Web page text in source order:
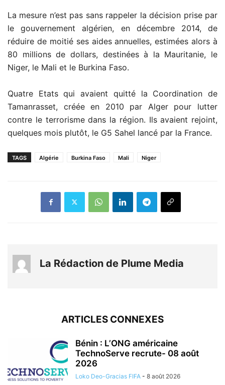
La mesure n’est pas sans rappeler la décision prise par
le gouvernement algérien, en décembre 2014, de
réduire de moitié ses aides annuelles, estimées alors à
80 millions de dollars, destinées à la Mauritanie, le
Niger, le Mali et le Burkina Faso.
Quatre Etats qui avaient quitté la Coordination de
Tamanrasset, créée en 2010 par Alger pour lutter
contre le terrorisme dans la région. Ils avaient rejoint,
quelques mois plutôt, le G5 Sahel lancé par la France.
TAGS Algérie Burkina Faso Mali Niger
La Rédaction de Plume Media
ARTICLES CONNEXES
Bénin : L’ONG américaine
TechnoServe recrute- 08 août
2026
Loko Deo-Gracias FIFA - 8 août 2026